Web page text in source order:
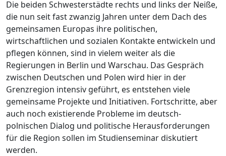
Die beiden Schwesterstädte rechts und links der Neiße,
die nun seit fast zwanzig Jahren unter dem Dach des
gemeinsamen Europas ihre politischen,
wirtschaftlichen und sozialen Kontakte entwickeln und
pflegen können, sind in vielem weiter als die
Regierungen in Berlin und Warschau. Das Gespräch
zwischen Deutschen und Polen wird hier in der
Grenzregion intensiv geführt, es entstehen viele
gemeinsame Projekte und Initiativen. Fortschritte, aber
auch noch existierende Probleme im deutsch-
polnischen Dialog und politische Herausforderungen
für die Region sollen im Studienseminar diskutiert
werden.